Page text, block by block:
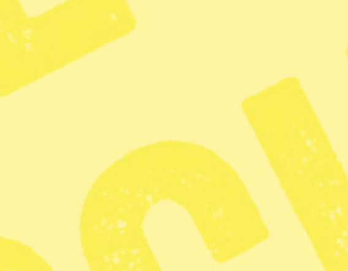
KATEGORI TAGGAR
Extremhöger Mänskliga rättigheter
Glöd · Ledare